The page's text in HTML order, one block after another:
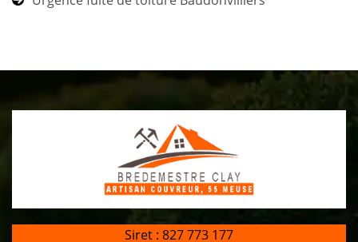
Siret : 827 773 177